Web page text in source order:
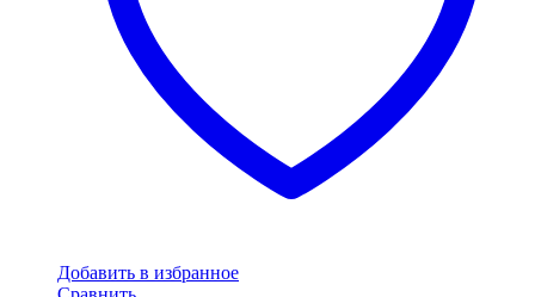
Добавить в избранное